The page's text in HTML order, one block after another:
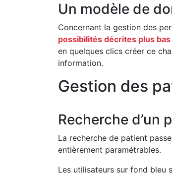
Un modèle de
Concernant la gestion des
possibilités décrites plus
en quelques clics créer ce
information.
Gestion des
Recherche d’un
La recherche de patient
entièrement paramétrables.
Les utilisateurs sur fond bleu